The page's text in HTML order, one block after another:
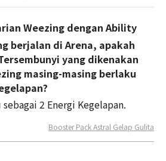
Weezing dengan Ability
berjalan di Arena, apakah
yang dikenakan
masing-masing berlaku
2 Energi Kegelapan.
Booster Pack Astral Gelap Gulita